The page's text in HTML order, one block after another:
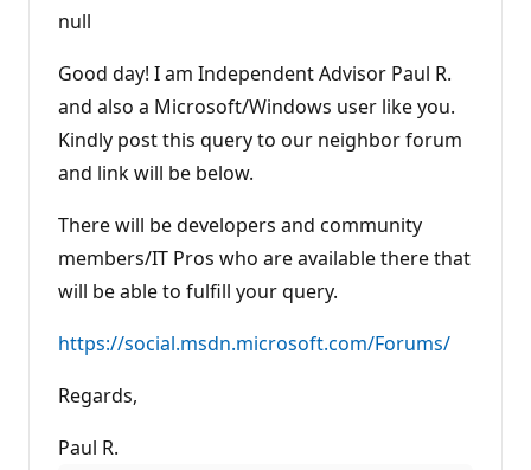
ı
k
p
u
a
null
Good day! I am Independent Advisor Paul R.
and also a Microsoft/Windows user like you.
Kindly post this query to our neighbor forum
and link will be below.
There will be developers and community
members/IT Pros who are available there that
will be able to fulfill your query.
https://social.msdn.microsoft.com/Forums/
Regards,
Paul R.